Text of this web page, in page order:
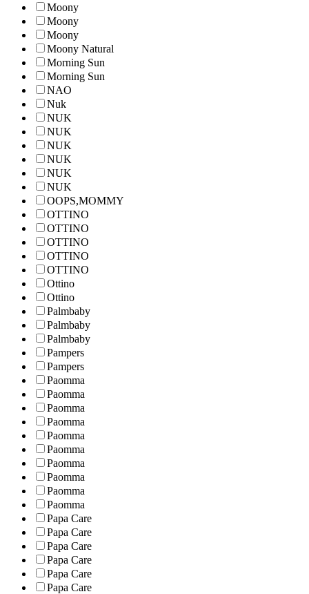
Moony
Moony
Moony
Moony Natural
Morning Sun
Morning Sun
NAO
Nuk
NUK
NUK
NUK
NUK
NUK
NUK
OOPS,MOMMY
OTTINO
OTTINO
OTTINO
OTTINO
OTTINO
Ottino
Ottino
Palmbaby
Palmbaby
Palmbaby
Pampers
Pampers
Paomma
Paomma
Paomma
Paomma
Paomma
Paomma
Paomma
Paomma
Paomma
Paomma
Papa Care
Papa Care
Papa Care
Papa Care
Papa Care
Papa Care